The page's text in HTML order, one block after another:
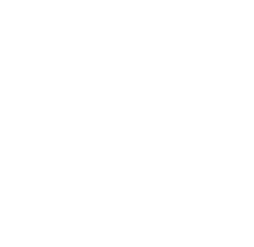
al tema constitucional y convencional,